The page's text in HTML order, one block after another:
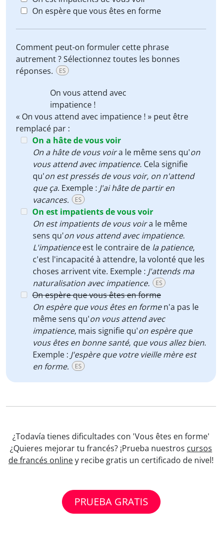
On espère que vous êtes en forme
Comment peut-on formuler cette phrase
autrement ? Sélectionnez toutes les bonnes
réponses.
ES
On vous attend avec
impatience !
« On vous attend avec impatience ! » peut être
remplacé par :
On a hâte de vous voir
On a hâte de vous voira le même sens qu'on
vous attend avec impatience. Cela signifie
qu'on est pressés de vous voir, on n'attend
que ça. Exemple : J'ai hâte de partir en
vacances.
ES
On est impatients de vous voir
On est impatients de vous voira le même
sens qu'on vous attend avec impatience.
L'impatienceest le contraire de la patience,
c'est l'incapacité à attendre, la volonté que les
choses arrivent vite. Exemple : J'attends ma
naturalisation avec impatience. ES
On espère que vous êtes en forme
On espère que vous êtes en formen'a pas le
même sens qu'on vous attend avec
impatience, mais signifie qu'on espère que
vous êtes en bonne santé, que vous allez bien.
Exemple : J'espère que votre vieille mère est
en forme.
ES
¿Todavía tienes dificultades con 'Vous êtes en forme'
¿Quieres mejorar tu francés? ¡Prueba nuestros cursos
de francés onliney recibe gratis un certificado de nivel!
PRUEBA GRATIS